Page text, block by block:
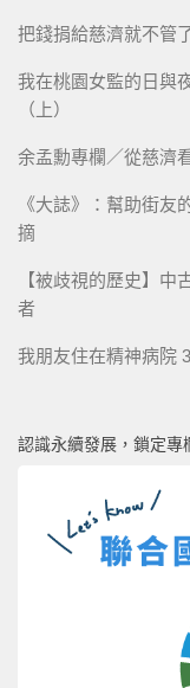
把錢捐給慈濟就不管
我在桃園女監的日與
（上）
余孟勳專欄／從慈濟
《大誌》：幫助街友
摘
【被歧視的歷史】
者
我朋友住在精神病院
認識永續發展，鎖定專